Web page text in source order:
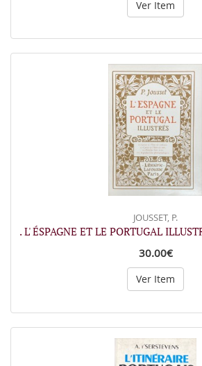
Ver Item
JOUSSET, P.
. L' ÉSPAGNE ET LE PORTUGAL
30.00€
Ver Item